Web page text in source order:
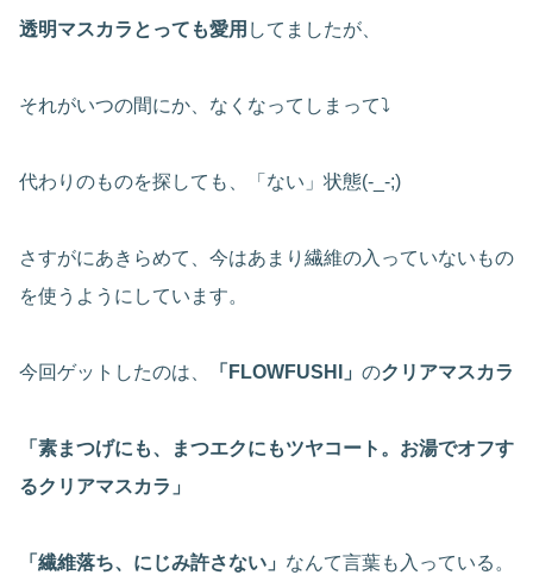
透明マスカラとっても愛用 してましたが、
それがいつの間にか、なくなってしまって⤵
代わりのものを探しても、「ない」状態(-_-;)
さすがにあきらめて、今はあまり繊維の入っていないもの
を使うようにしています。
今回ゲットしたのは、 「FLOWFUSHI」 のクリアマスカラ
「素まつげにも、まつエクにもツヤコート。お湯でオフす
るクリアマスカラ」
「繊維落ち、にじみ許さない」 なんて言葉も入っている。